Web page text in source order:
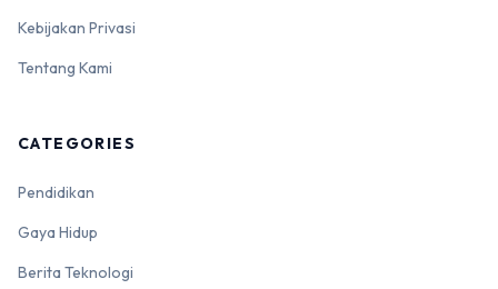
Kebijakan Privasi
Tentang Kami
CATEGORIES
Pendidikan
Gaya Hidup
Berita Teknologi